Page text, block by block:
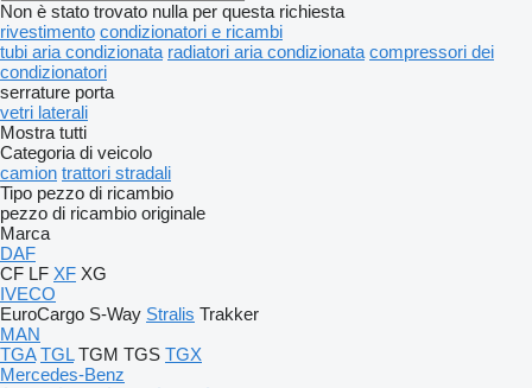
Non è stato trovato nulla per questa richiesta
rivestimento condizionatori e ricambi
tubi aria condizionata radiatori aria condizionata compressori dei
condizionatori
serrature porta
vetri laterali
Mostra tutti
Categoria di veicolo
camion trattori stradali
Tipo pezzo di ricambio
pezzo di ricambio originale
Marca
DAF
CF LF XF XG
IVECO
EuroCargo S-Way Stralis Trakker
MAN
TGA TGL TGM TGS TGX
Mercedes-Benz